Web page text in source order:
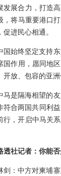
发展合力，打造
，将马重要港口
促进民心相通。
国始终坚定支持
国作用，愿同地
开放、包容的亚
马是隔海相望的
符合两国共同利
行，开启中马关
透社记者：你能
剑：中方对柬埔